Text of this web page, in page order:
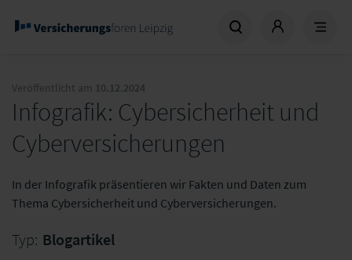
Veröffentlicht am 10.12.2024
Infografik: Cybersicherheit und
Cyberversicherungen
In der Infografik präsentieren wir Fakten und Daten zum
Thema Cybersicherheit und Cyberversicherungen.
Typ: Blogartikel